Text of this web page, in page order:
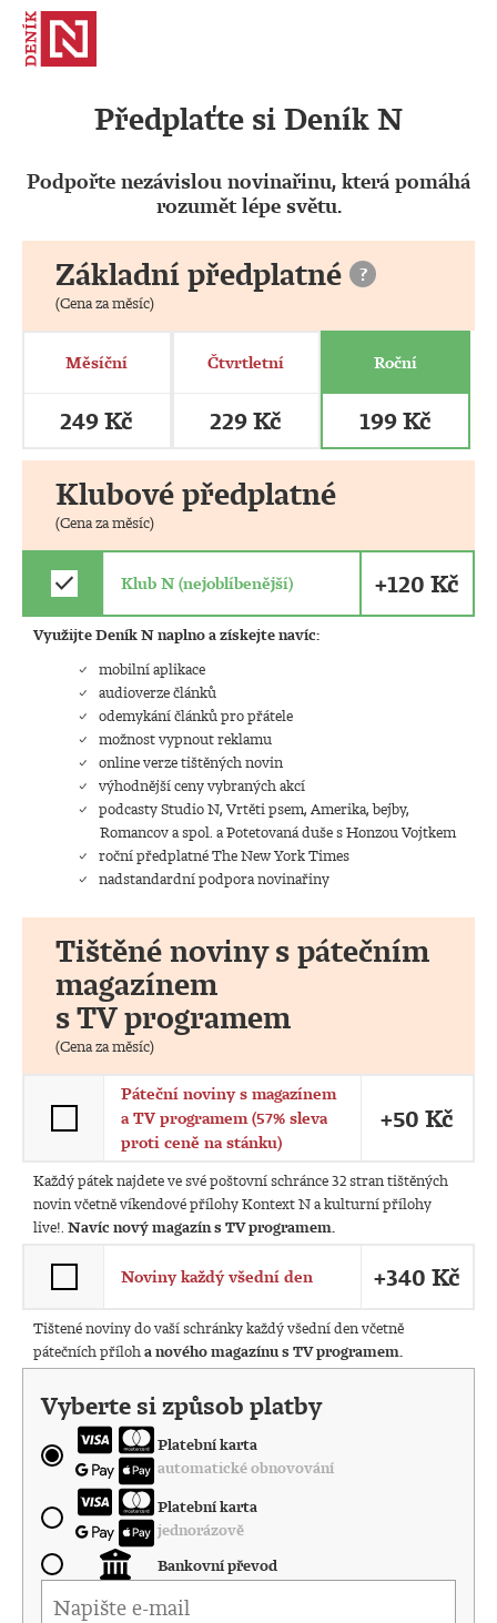
Předplaťte si Deník N
Podpořte nezávislou novinařinu, která pomáhá
rozumět lépe světu.
Základní předplatné ?
(Cena za měsíc)
Měsíční
249 Kč
Čtvrtletní
229 Kč
Roční
199 Kč
Klubové předplatné
(Cena za měsíc)
check Klub N (nejoblíbenější) +120 Kč
Využijte Deník N naplno a získejte navíc:
mobilní aplikace
audioverze článků
odemykání článků pro přátele
možnost vypnout reklamu
online verze tištěných novin
výhodnější ceny vybraných akcí
podcasty Studio N, Vrtěti psem, Amerika, bejby,
Romancov a spol. a Potetovaná duše s Honzou Vojtkem
roční předplatné The New York Times
nadstandardní podpora novinařiny
Tištěné noviny s pátečním
magazínem
s TV programem
(Cena za měsíc)
Páteční noviny s magazínem
a TV programem (57% sleva
proti ceně na stánku)
+50 Kč
Každý pátek najdete ve své poštovní schránce 32 stran tištěných
novin včetně víkendové přílohy Kontext N a kulturní přílohy
live!. Navíc nový magazín s TV programem.
Noviny každý všední den +340 Kč
Tištené noviny do vaší schránky každý všední den včetně
pátečních příloha nového magazínu s TV programem.
Vyberte si způsob platby
Platební karta
automatické obnovování
Platební karta
jednorázově
Bankovní převod